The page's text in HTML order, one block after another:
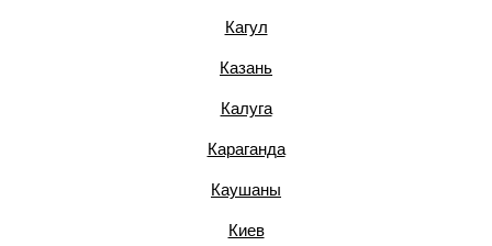
Кагул
Казань
Калуга
Караганда
Каушаны
Киев